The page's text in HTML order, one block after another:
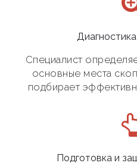
Специалист
основные места
подбирает
Подготовка и